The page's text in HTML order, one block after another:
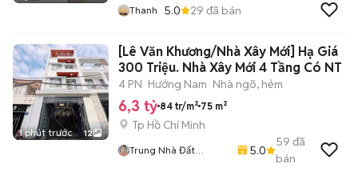
Thanh 5.0 29 đã bán
1 phút trước 12
[Lê Văn Khương/Nhà Xây Mới] Hạ Giá
300 Triệu. Nhà Xây Mới 4 Tầng Có NT
4 PN Hướng Nam Nhà ngõ, hẻm
6,3 tỷ 84 tr/m² 75 m²
Tp Hồ Chí Minh
Trung Nhà Đất
5.0
59 đã
bán